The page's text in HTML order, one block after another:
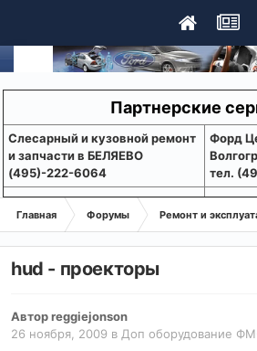
Партнерские
Слесарный и кузовной ремонт
и запчасти в БЕЛЯЕВО
(495)-222-6064
Форд
тел.
Главная Форумы Ремонт и
hud - проекторы
Авторreggiejonson
26 ноября, 2009 в Доп оборудование